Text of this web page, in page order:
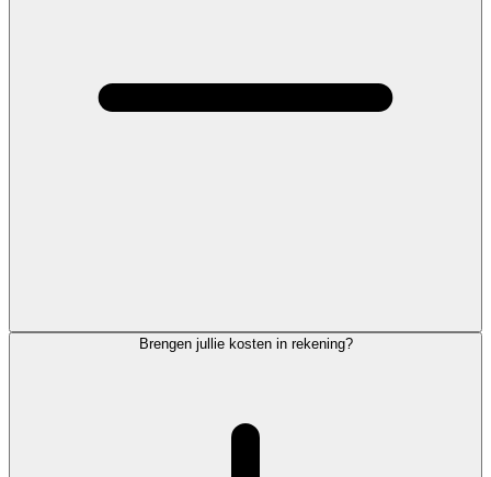
Brengen jullie kosten in rekening?